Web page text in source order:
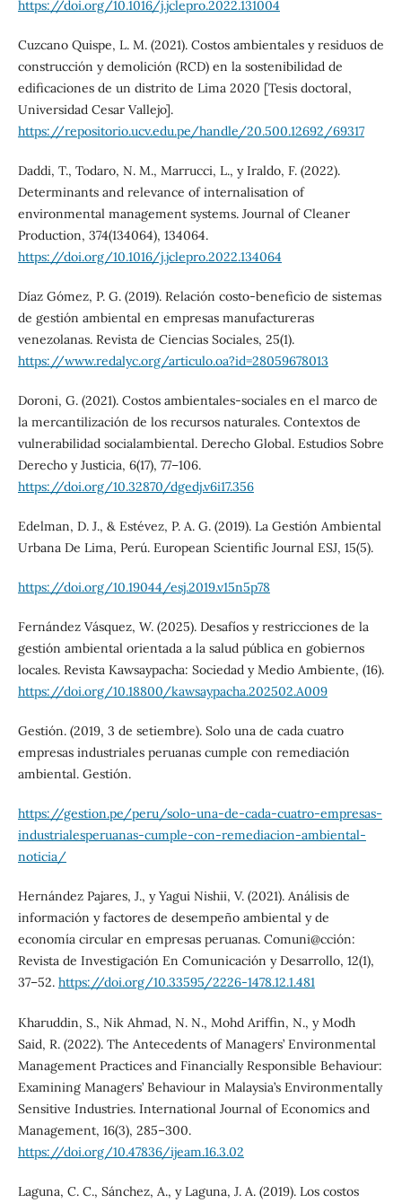
https://doi.org/10.1016/j.jclepro.2022.131004
Cuzcano Quispe, L. M. (2021). Costos ambientales y residuos de
construcción y demolición (RCD) en la sostenibilidad de
edificaciones de un distrito de Lima 2020 [Tesis doctoral,
Universidad Cesar Vallejo].
https://repositorio.ucv.edu.pe/handle/20.500.12692/69317
Daddi, T., Todaro, N. M., Marrucci, L., y Iraldo, F. (2022).
Determinants and relevance of internalisation of
environmental management systems. Journal of Cleaner
Production, 374(134064), 134064.
https://doi.org/10.1016/j.jclepro.2022.134064
Díaz Gómez, P. G. (2019). Relación costo-beneficio de sistemas
de gestión ambiental en empresas manufactureras
venezolanas. Revista de Ciencias Sociales, 25(1).
https://www.redalyc.org/articulo.oa?id=28059678013
Doroni, G. (2021). Costos ambientales-sociales en el marco de
la mercantilización de los recursos naturales. Contextos de
vulnerabilidad socialambiental. Derecho Global. Estudios Sobre
Derecho y Justicia, 6(17), 77–106.
https://doi.org/10.32870/dgedj.v6i17.356
Edelman, D. J., & Estévez, P. A. G. (2019). La Gestión Ambiental
Urbana De Lima, Perú. European Scientific Journal ESJ, 15(5).
https://doi.org/10.19044/esj.2019.v15n5p78
Fernández Vásquez, W. (2025). Desafíos y restricciones de la
gestión ambiental orientada a la salud pública en gobiernos
locales. Revista Kawsaypacha: Sociedad y Medio Ambiente, (16).
https://doi.org/10.18800/kawsaypacha.202502.A009
Gestión. (2019, 3 de setiembre). Solo una de cada cuatro
empresas industriales peruanas cumple con remediación
ambiental. Gestión.
https://gestion.pe/peru/solo-una-de-cada-cuatro-empresas-
industrialesperuanas-cumple-con-remediacion-ambiental-
noticia/
Hernández Pajares, J., y Yagui Nishii, V. (2021). Análisis de
información y factores de desempeño ambiental y de
economía circular en empresas peruanas. Comuni@cción:
Revista de Investigación En Comunicación y Desarrollo, 12(1),
37–52. https://doi.org/10.33595/2226-1478.12.1.481
Kharuddin, S., Nik Ahmad, N. N., Mohd Ariffin, N., y Modh
Said, R. (2022). The Antecedents of Managers’ Environmental
Management Practices and Financially Responsible Behaviour:
Examining Managers’ Behaviour in Malaysia’s Environmentally
Sensitive Industries. International Journal of Economics and
Management, 16(3), 285–300.
https://doi.org/10.47836/ijeam.16.3.02
Laguna, C. C., Sánchez, A., y Laguna, J. A. (2019). Los costos